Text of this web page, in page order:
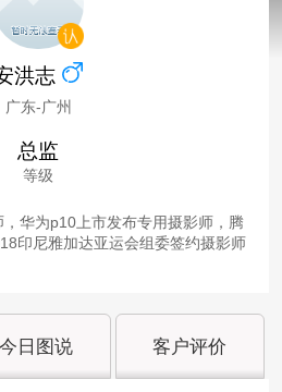
洪志
广东-广州
总监
等级
华为p10上市发布专用摄影师，腾
印尼雅加达亚运会组委签约摄影师
今日图说 客户评价